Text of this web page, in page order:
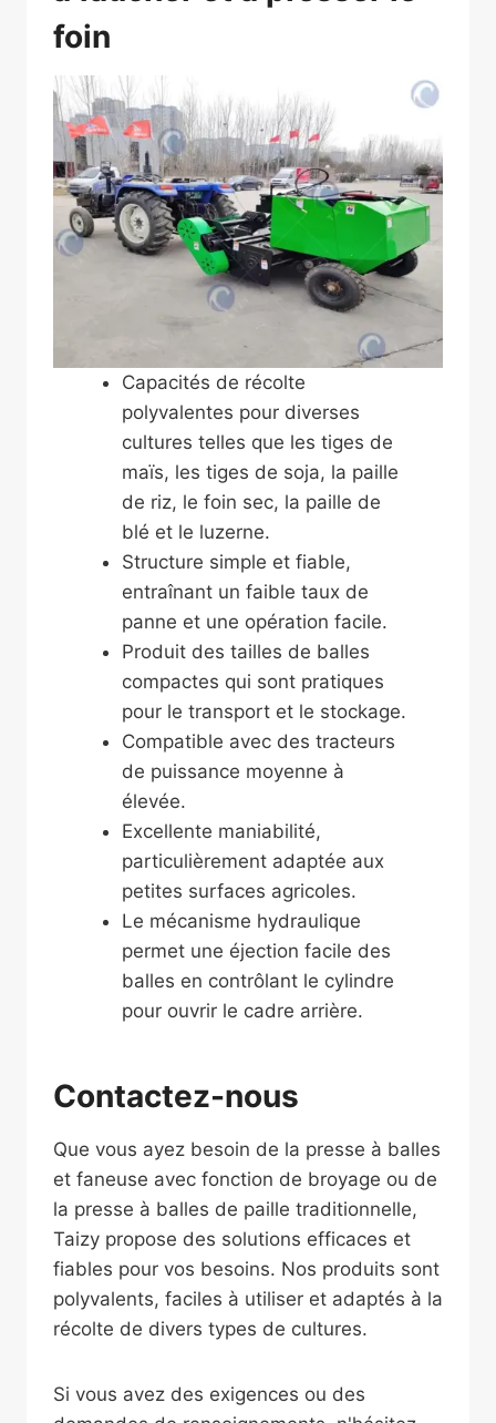
foin
Capacités de récolte
polyvalentes pour diverses
cultures telles que les tiges de
maïs, les tiges de soja, la paille
de riz, le foin sec, la paille de
blé et le luzerne.
Structure simple et fiable,
entraînant un faible taux de
panne et une opération facile.
Produit des tailles de balles
compactes qui sont pratiques
pour le transport et le stockage.
Compatible avec des tracteurs
de puissance moyenne à
élevée.
Excellente maniabilité,
particulièrement adaptée aux
petites surfaces agricoles.
Le mécanisme hydraulique
permet une éjection facile des
balles en contrôlant le cylindre
pour ouvrir le cadre arrière.
Contactez-nous
Que vous ayez besoin de la presse à balles
et faneuse avec fonction de broyage ou de
la presse à balles de paille traditionnelle,
Taizy propose des solutions efficaces et
fiables pour vos besoins. Nos produits sont
polyvalents, faciles à utiliser et adaptés à la
récolte de divers types de cultures.
Si vous avez des exigences ou des